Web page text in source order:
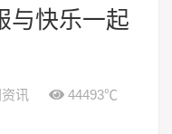
与快乐一起
讯
44493℃